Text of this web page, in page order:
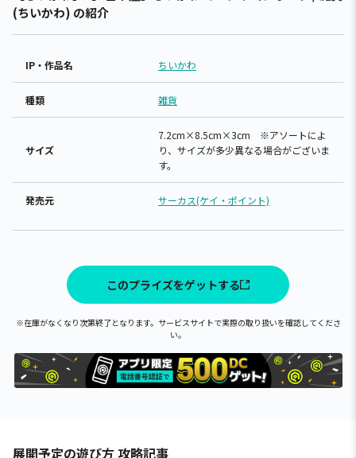
(ちいかわ) の紹介
IP・作品名 ちいかわ
種類 雑貨
サイズ
7.2cm×8.5cm×3cm ※アソートによ
り、サイズが多少異なる場合がございま
す。
発売元 サーカス(ケイ・ポイント)
このプライズをゲットする
※在庫がなくなり次第終了となります。サービスサイトで実際の取り扱いを確認してくださ
い。
展開予定の遊び方 攻略記事